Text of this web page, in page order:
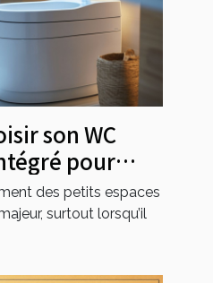
son WC
pour
?
des petits espaces
surtout lorsqu’il